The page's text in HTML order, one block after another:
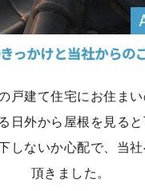
っかけと当社からの
戸建て住宅にお住ま
日外から屋根を見る
しないか心配で、当
頂きました。